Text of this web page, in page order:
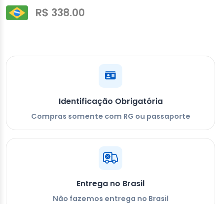
R$ 338.00
Identificação Obrigatória
Compras somente com RG ou passaporte
Entrega no Brasil
Não fazemos entrega no Brasil